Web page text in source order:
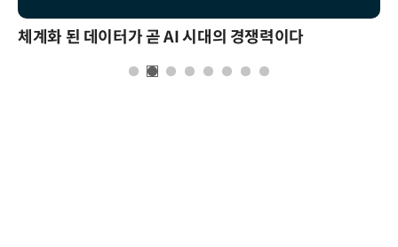
체계화 된 데이터가 곧 AI 시대의 경쟁력이다